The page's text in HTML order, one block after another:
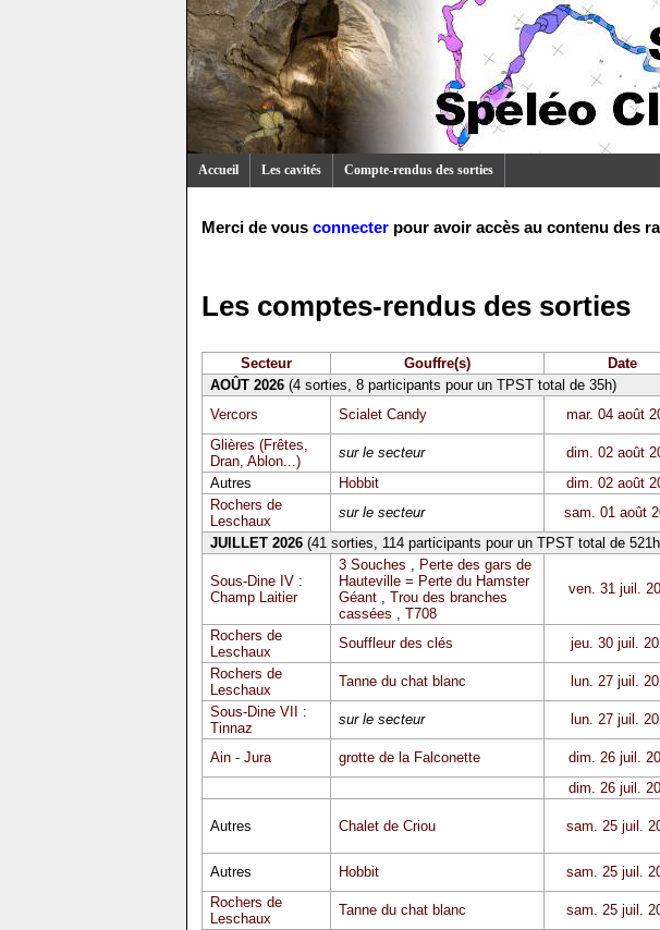
Accueil Les cavités Compte-rendus des sorties
Merci de vous connecter pour avoir accès au contenu des
Les comptes-rendus des sorties
Secteur Gouffre(s) Date
AOÛT 2026(4 sorties, 8 participants pour un TPST total de 35h)
Vercors
Scialet Candy mar. 04 août
Glières (Frêtes,
Dran, Ablon...)
sur le secteur dim. 02 août
Autres
Hobbit dim. 02 août
Rochers de
Leschaux
sur le secteur sam. 01 août
JUILLET 2026(41 sorties, 114 participants pour un TPST total de
Sous-Dine IV :
Champ Laitier
3 Souches , Perte des gars de
Hauteville = Perte du Hamster
Géant, Trou des branches
cassées , T708
ven. 31 juil.
Rochers de
Leschaux
Souffleur des clés jeu. 30 juil.
Rochers de
Leschaux
Tanne du chat blanc lun. 27 juil.
Sous-Dine VII :
Tinnaz
sur le secteur lun. 27 juil.
Ain - Jura grotte de la Falconette dim. 26 juil.
dim. 26 juil.
Autres Chalet de Criou sam. 25 juil.
Autres
Hobbit sam. 25 juil.
Rochers de
Leschaux
Tanne du chat blanc sam. 25 juil.